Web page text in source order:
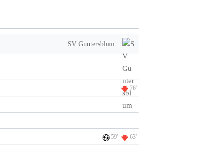
SV Guntersblum
76'
59' 63'